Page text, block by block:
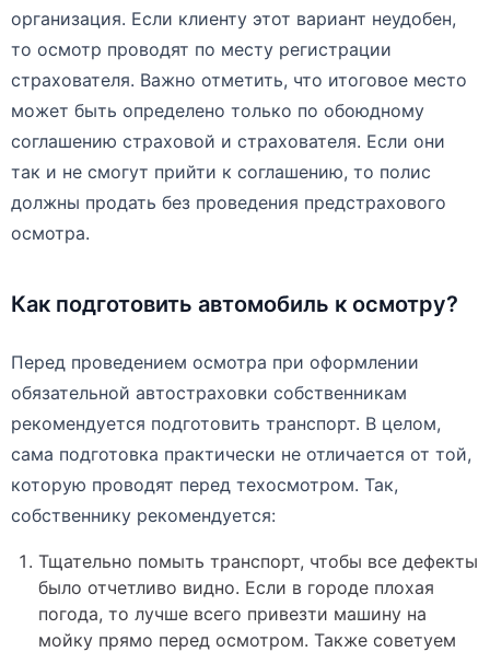
организация. Если клиенту этот вариант неудобен,
то осмотр проводят по месту регистрации
страхователя. Важно отметить, что итоговое место
может быть определено только по обоюдному
соглашению страховой и страхователя. Если они
так и не смогут прийти к соглашению, то полис
должны продать без проведения предстрахового
осмотра.
Как подготовить автомобиль к осмотру?
Перед проведением осмотра при оформлении
обязательной автостраховки собственникам
рекомендуется подготовить транспорт. В целом,
сама подготовка практически не отличается от той,
которую проводят перед техосмотром. Так,
собственнику рекомендуется:
Тщательно помыть транспорт, чтобы все дефекты
было отчетливо видно. Если в городе плохая
погода, то лучше всего привезти машину на
мойку прямо перед осмотром. Также советуем